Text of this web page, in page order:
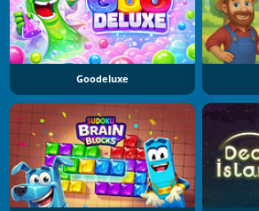
Goodeluxe